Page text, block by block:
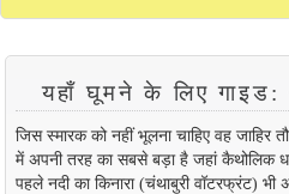
यहाँ घूमने के लिए
जिस स्मारक को नहीं भूलना चाहिए वह
में अपनी तरह का सबसे बड़ा है जहां कैथोलिक
पहले नदी का किनारा (चंथाबुरी वॉटरफ्रंट)